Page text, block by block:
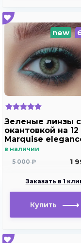
new
Зеленые линзы c
окантовкой на
Marquise
green m2
в наличии
5 000 ₽
1
Заказать в 1